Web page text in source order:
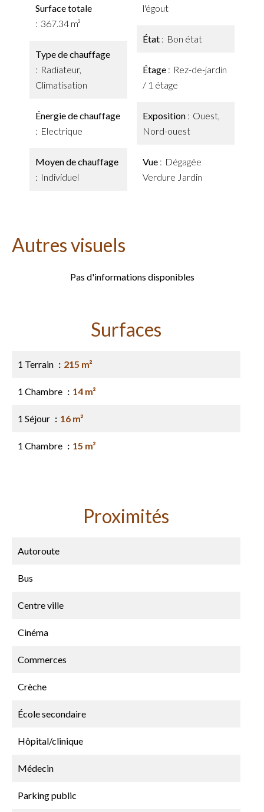
Surface totale
367.34 m²
Type de chauffage
Radiateur,
Climatisation
Énergie de chauffage
Electrique
Moyen de chauffage
Individuel
l'égout
État Bon état
Étage
Rez-de-jardin
/ 1 étage
Exposition
Ouest,
Nord-ouest
Vue
Dégagée
Verdure Jardin
Autres visuels
Pas d'informations disponibles
Surfaces
1 Terrain 215 m²
1 Chambre 14 m²
1 Séjour 16 m²
1 Chambre 15 m²
Proximités
Autoroute
Bus
Centre ville
Cinéma
Commerces
Crèche
École secondaire
Hôpital/clinique
Médecin
Parking public